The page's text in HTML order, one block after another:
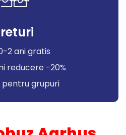
2 ani gratis
reducere -20%
pentru grupuri